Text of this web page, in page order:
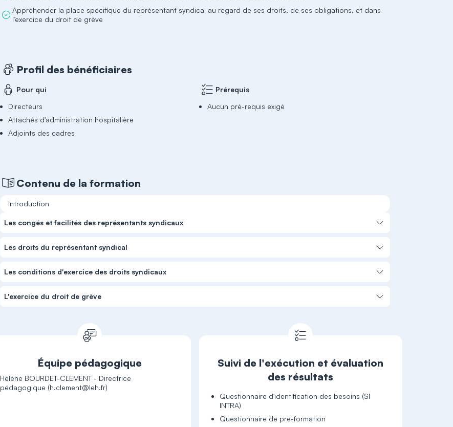
Appréhender la place spécifique du représentant syndical au regard de ses droits, de ses obligations, et dans
l’exercice du droit de grève
Profil des bénéficiaires
Pour qui
Directeurs
Attachés d'administration hospitalière
Adjoints des cadres
Prérequis
Aucun pré-requis exigé
Contenu de la formation
Introduction
Les congés et facilités des représentants syndicaux
Les droits du représentant syndical
Les conditions d'exercice des droits syndicaux
L'exercice du droit de grève
Équipe pédagogique
Hélène BOURDET-CLEMENT - Directrice
Suivi de l'exécution et évaluation
des résultats
Questionnaire d'identification des besoins (SI
INTRA)
Questionnaire de pré-formation